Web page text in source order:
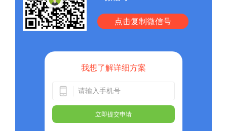
点击复制微信号
我想了解详细方案
立即提交申请